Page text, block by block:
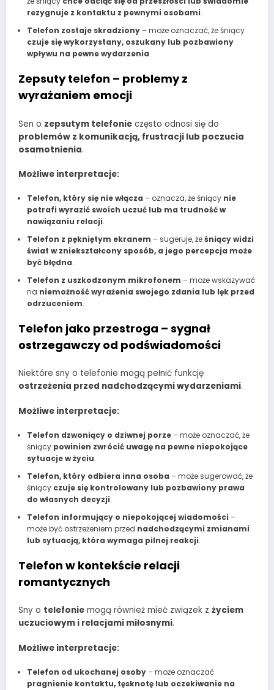
rezygnuje z kontaktu z pewnymi osobami.
Telefon zostaje skradziony– może oznaczać, że śniący
czuje się wykorzystany, oszukany lub pozbawiony
wpływu na pewne wydarzenia.
Zepsuty telefon – problemy z
wyrażaniem emocji
Sen o zepsutym telefonie często odnosi się do
problemów z komunikacją, frustracji lub poczucia
osamotnienia.
Możliwe interpretacje:
Telefon, który się nie włącza – oznacza, że śniący nie
potrafi wyrazić swoich uczuć lub ma trudność w
nawiązaniu relacji.
Telefon z pękniętym ekranem – sugeruje, żeśniący widzi
świat w zniekształcony sposób, a jego percepcja może
być błędna.
Telefon z uszkodzonym mikrofonem – może wskazywać
na niemożność wyrażenia swojego zdania lub lęk przed
odrzuceniem.
Telefon jako przestroga – sygnał
ostrzegawczy od podświadomości
Niektóre sny o telefonie mogą pełnić funkcję
ostrzeżenia przed nadchodzącymi wydarzeniami.
Możliwe interpretacje:
Telefon dzwoniący o dziwnej porze– może oznaczać, że
śniący powinien zwrócić uwagę na pewne niepokojące
sytuacje w życiu.
Telefon, który odbiera inna osoba – może sugerować, że
śniący czuje się kontrolowany lub pozbawiony prawa
do własnych decyzji.
Telefon informujący o niepokojącej wiadomości –
może być ostrzeżeniem przed nadchodzącymi zmianami
lub sytuacją, która wymaga pilnej reakcji.
Telefon w kontekście relacji
romantycznych
Sny o telefonie mogą również mieć związek z życiem
uczuciowym i relacjami miłosnymi.
Możliwe interpretacje:
Telefon od ukochanej osoby– może oznaczać
pragnienie kontaktu, tęsknotę lub oczekiwanie na